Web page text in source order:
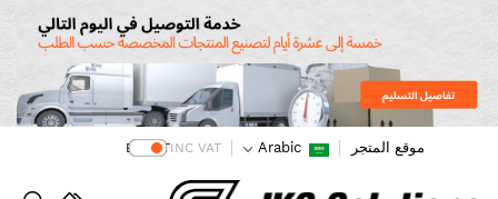
موقع المتجر Arabic
INC VAT
EX VAT